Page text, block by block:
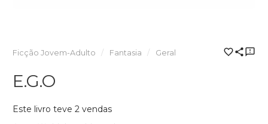
Ficção Jovem-Adulto Fantasia Geral
E.G.O
Este livro teve 2 vendas